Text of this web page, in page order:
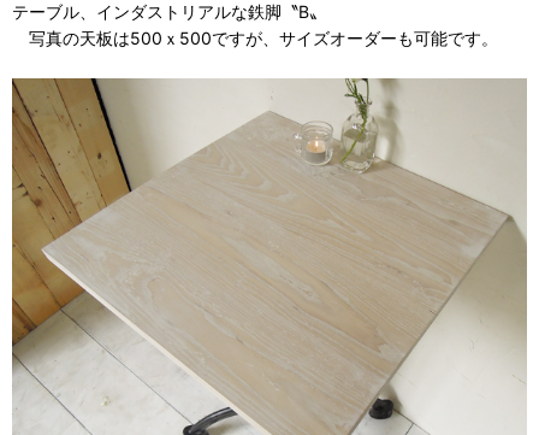
テーブル、インダストリアルな鉄脚〝B〟
写真の天板は500ｘ500ですが、サイズオーダーも可能です。